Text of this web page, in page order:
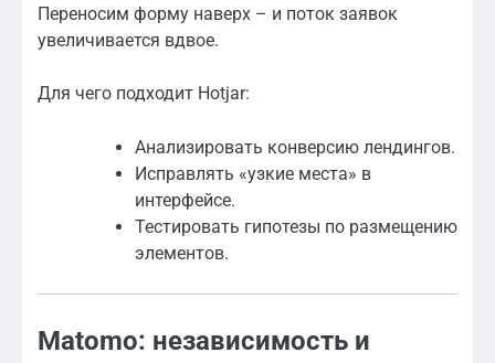
Переносим форму наверх – и поток заявок
увеличивается вдвое.
Для чего подходит Hotjar:
Анализировать конверсию лендингов.
Исправлять «узкие места» в
интерфейсе.
Тестировать гипотезы по размещению
элементов.
Matomo: независимость и